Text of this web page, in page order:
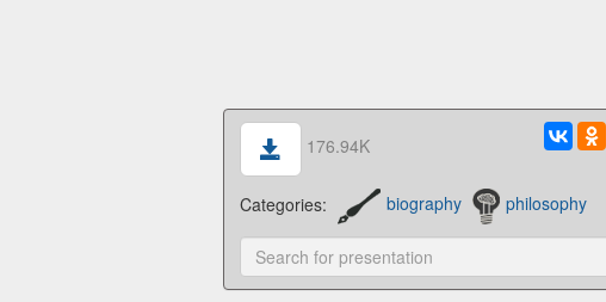
176.94K
Categories: biography philosophy